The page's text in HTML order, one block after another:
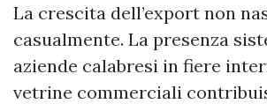
La crescita dell’export non
casualmente. La presenza
aziende calabresi in fiere
vetrine commerciali